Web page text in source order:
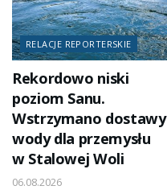
RELACJE REPORTERSKIE
Rekordowo niski
poziom Sanu.
Wstrzymano dostawy
wody dla przemysłu
w Stalowej Woli
06.08.2026